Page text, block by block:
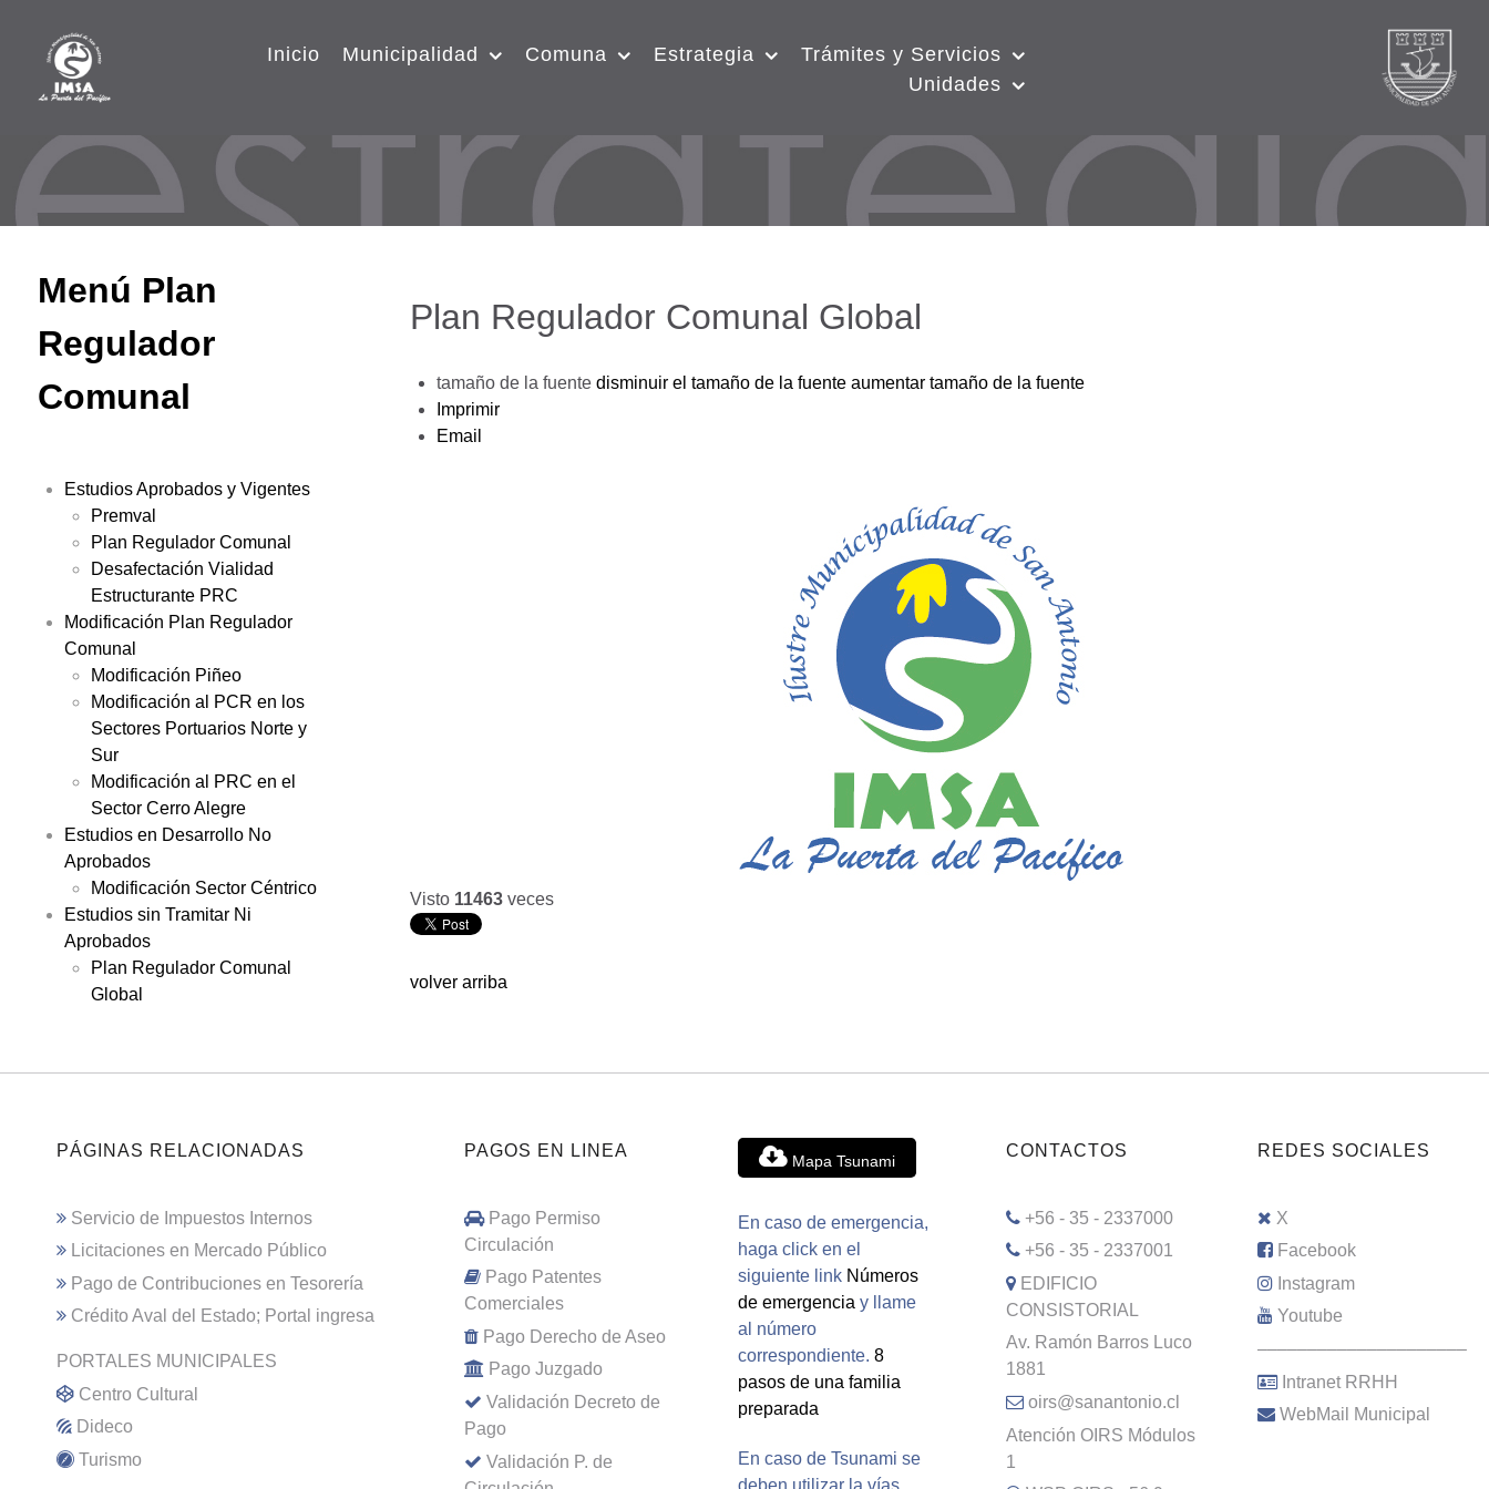
Inicio Municipalidad Comuna Estrategia
Trámites y Servicios
Unidades
Menú Plan
Regulador
Comunal
Estudios Aprobados y Vigentes
Premval
Plan Regulador Comunal
Desafectación Vialidad
Estructurante PRC
Modificación Plan Regulador
Comunal
Modificación Piñeo
Modificación al PCR en los
Sectores Portuarios Norte y
Sur
Modificación al PRC en el
Sector Cerro Alegre
Estudios en Desarrollo No
Aprobados
Modificación Sector Céntrico
Estudios sin Tramitar Ni
Aprobados
Plan Regulador Comunal
Global
Plan Regulador Comunal Global
tamaño de la fuente disminuir el tamaño de la fuente aumentar tamaño de la fuente
Imprimir
Email
Visto 11463 veces
volver arriba
PÁGINAS RELACIONADAS
Servicio de Impuestos Internos
Licitaciones en Mercado Público
Pago de Contribuciones en Tesorería
Crédito Aval del Estado; Portal ingresa
PORTALES MUNICIPALES
Centro Cultural
Dideco
Turismo
PAGOS EN LINEA
Pago Permiso
Circulación
Pago Patentes
Comerciales
Pago Derecho de Aseo
Pago Juzgado
Validación Decreto de
Pago
Validación P. de
Mapa Tsunami
En caso de emergencia,
haga click en el
siguiente link Números
de emergencia y llame
al número
correspondiente. 8
pasos de una familia
preparada
En caso de Tsunami se
deben utilizar la vías
CONTACTOS
+56 - 35 - 2337000
+56 - 35 - 2337001
EDIFICIO
CONSISTORIAL
Av. Ramón Barros Luco
1881
oirs@sanantonio.cl
Atención OIRS Módulos
1
REDES SOCIALES
X
Facebook
Instagram
Youtube
–––––––––––––––––––––
Intranet RRHH
WebMail Municipal